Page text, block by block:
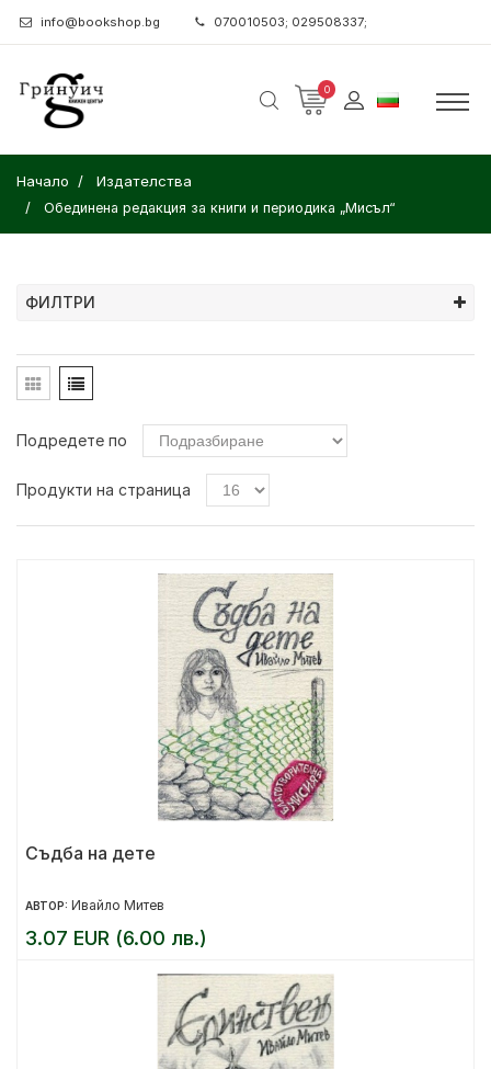
info@bookshop.bg 070010503; 029508337;
0
Начало Издателства
Обединена редакция за книги и периодика „Мисъл“
ФИЛТРИ
Подредете по
Продукти на страница
Съдба на дете
АВТОР: Ивайло Митев
3.07 EUR (6.00 лв.)